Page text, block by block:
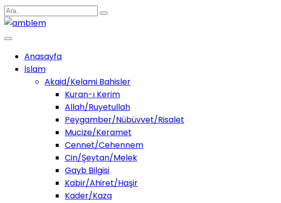
Anasayfa
İslam
Akaid/Kelami Bahisler
Kuran-ı Kerim
Allah/Ruyetullah
Peygamber/Nübüvvet/Risalet
Mucize/Keramet
Cennet/Cehennem
Cin/Şeytan/Melek
Gayb Bilgisi
Kabir/Ahiret/Haşir
Kader/Kaza